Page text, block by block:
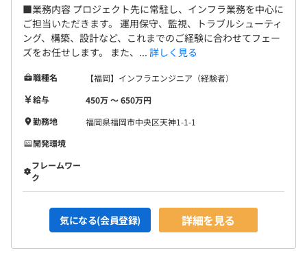
■業務内容 プロジェクト先に常駐し、インフラ業務を中心に
ご担当いただきます。 運用保守、監視、トラブルシューティ
ング、構築、設計など、これまでのご経験に合わせてフェー
ズをお任せします。 また、... 詳しく見る
職種名
【福岡】インフラエンジニア（経験者）
給与
450万 〜 650万円
勤務地
福岡県福岡市中央区天神1-1-1
開発環境
フレームワー
ク
気になる(会員登録) 詳細を見る